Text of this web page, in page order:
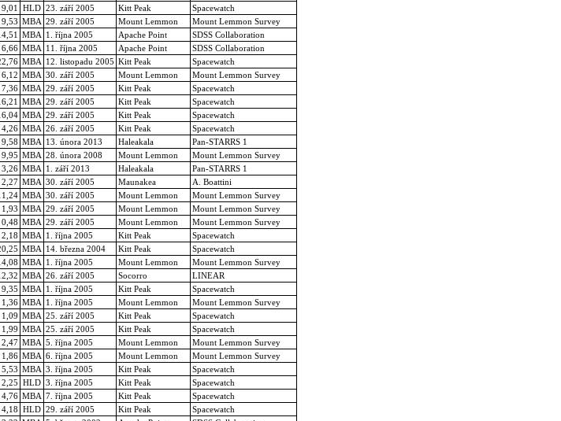
9,01 HLD 23. září 2005 Kitt Peak
Spacewatch
9,53 MBA 29. září 2005 Mount Lemmon
Mount Lemmon Survey
MBA 1. října 2005 Apache Point
SDSS Collaboration
6,66 MBA 11. října 2005 Apache Point
SDSS Collaboration
MBA 12. listopadu 2005 Kitt Peak
Spacewatch
6,12 MBA 30. září 2005 Mount Lemmon
Mount Lemmon Survey
7,36 MBA 29. září 2005 Kitt Peak
Spacewatch
MBA 29. září 2005 Kitt Peak
Spacewatch
MBA 29. září 2005 Kitt Peak
Spacewatch
4,26 MBA 26. září 2005 Kitt Peak
Spacewatch
9,58 MBA 13. února 2013 Haleakala
Pan-STARRS 1
9,95 MBA 28. února 2008 Mount Lemmon
Mount Lemmon Survey
3,26 MBA 1. září 2013 Haleakala
Pan-STARRS 1
2,27 MBA 30. září 2005 Maunakea
A. Boattini
MBA 30. září 2005 Mount Lemmon
Mount Lemmon Survey
1,93 MBA 29. září 2005 Mount Lemmon
Mount Lemmon Survey
0,48 MBA 29. září 2005 Mount Lemmon
Mount Lemmon Survey
2,18 MBA 1. října 2005 Kitt Peak
Spacewatch
MBA 14. března 2004 Kitt Peak
Spacewatch
MBA 1. října 2005 Mount Lemmon
Mount Lemmon Survey
MBA 26. září 2005 Socorro
LINEAR
9,35 MBA 1. října 2005 Kitt Peak
Spacewatch
1,36 MBA 1. října 2005 Mount Lemmon
Mount Lemmon Survey
1,09 MBA 25. září 2005 Kitt Peak
Spacewatch
1,99 MBA 25. září 2005 Kitt Peak
Spacewatch
2,47 MBA 5. října 2005 Mount Lemmon
Mount Lemmon Survey
1,86 MBA 6. října 2005 Mount Lemmon
Mount Lemmon Survey
5,53 MBA 3. října 2005 Kitt Peak
Spacewatch
2,25 HLD 3. října 2005 Kitt Peak
Spacewatch
4,76 MBA 7. října 2005 Kitt Peak
Spacewatch
4,18 HLD 29. září 2005 Kitt Peak
Spacewatch